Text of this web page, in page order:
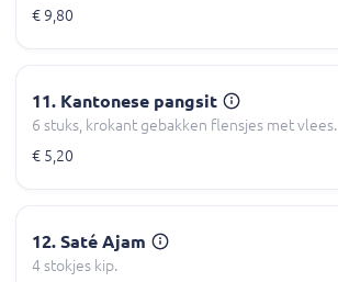
€ 9,80
11. Kantonese pangsit
6 stuks, krokant gebakken flensjes met vlees.
€ 5,20
12. Saté Ajam
4 stokjes kip.